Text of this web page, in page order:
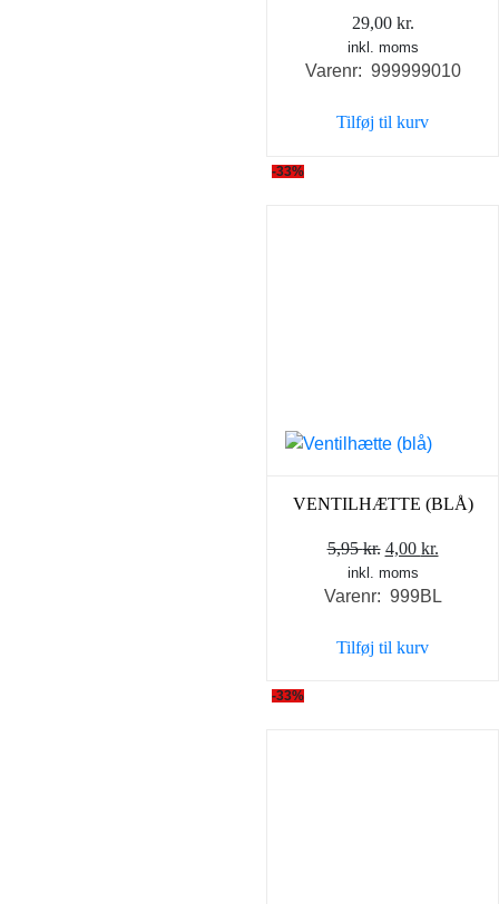
29,00 kr.
inkl. moms
Varenr: 999999010
Tilføj til kurv
-33%
VENTILHÆTTE (BLÅ)
5,95kr. Den
oprindelige
pris
5,95 kr..
4,00 kr.
pris
inkl. moms
Varenr: 999BL
Tilføj til kurv
-33%